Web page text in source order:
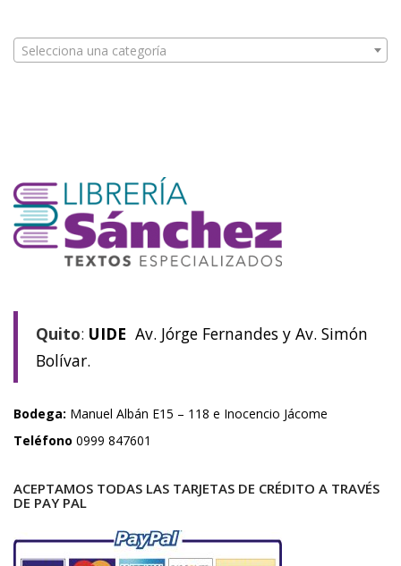
Selecciona una categoría
Quito: UIDE Av. Jórge Fernandes y Av. Simón
Bolívar.
Bodega: Manuel Albán E15 – 118 e Inocencio Jácome
Teléfono 0999 847601
ACEPTAMOS TODAS LAS TARJETAS DE CRÉDITO A TRAVÉS
DE PAY PAL